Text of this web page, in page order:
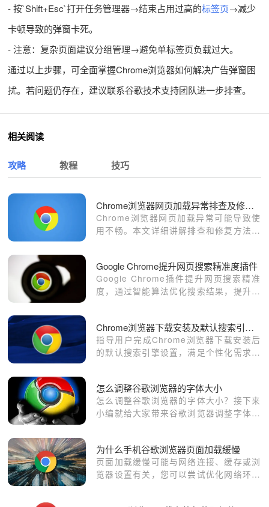
- 按`Shift+Esc`打开任务管理器→结束占用过高的标签页→减少
卡顿导致的弹窗卡死。
- 注意：复杂页面建议分组管理→避免单标签页负载过大。
通过以上步骤，可全面掌握Chrome浏览器如何解决广告弹窗困
扰。若问题仍存在，建议联系谷歌技术支持团队进一步排查。
相关阅读
攻略 教程 技巧
Chrome浏览器网页加载异常排查及修复操作
Chrome浏览器网页加载异常可能导致使
用不畅。本文详细讲解排查和修复方法，
验。
Google Chrome提升网页搜索精准度插件
Google Chrome插件提升网页搜索精准
度，通过智能算法优化搜索结果，提升查
Chrome浏览器下载安装及默认搜索引擎设置
指导用户完成Chrome浏览器下载安装后
的默认搜索引擎设置，满足个性化需求，
怎么调整谷歌浏览器的字体大小
怎么调整谷歌浏览器的字体大小？接下来
小编就给大家带来谷歌浏览器调整字体大
为什么手机谷歌浏览器页面加载缓慢
页面加载缓慢可能与网络连接、缓存或浏
览器设置有关，您可以尝试优化网络环境